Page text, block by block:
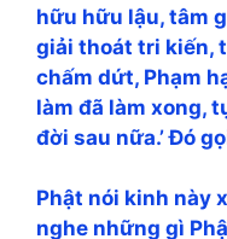
hữu hữu lậu, tâm
giải thoát tri kiến,
chấm dứt, Phạm
làm đã làm xong,
đời sau nữa.’ Đó
Phật nói kinh này
nghe những gì